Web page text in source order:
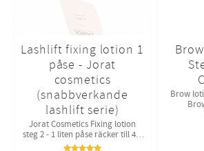
Lashlift fixing lotion 1
påse - Jorat
cosmetics
(snabbverkande
lashlift serie)
Jorat Cosmetics Fixing lotion
steg 2 - 1 liten påse räcker till 4-6
kunder
Brow